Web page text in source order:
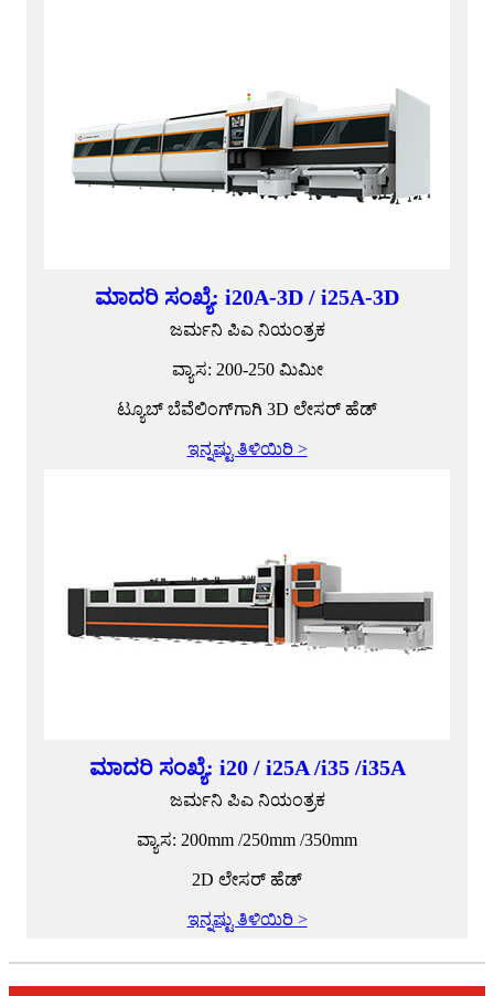
ಮಾದರಿ ಸಂಖ್ಯೆ: i20A-3D / i25A-3D
ಜರ್ಮನಿ ಪಿಎ ನಿಯಂತ್ರಕ
ವ್ಯಾಸ: 200-250 ಮಿಮೀ
ಟ್ಯೂಬ್ ಬೆವೆಲಿಂಗ್‌ಗಾಗಿ 3D ಲೇಸರ್ ಹೆಡ್
ಇನ್ನಷ್ಟು ತಿಳಿಯಿರಿ >
ಮಾದರಿ ಸಂಖ್ಯೆ: i20 / i25A /i35 /i35A
ಜರ್ಮನಿ ಪಿಎ ನಿಯಂತ್ರಕ
ವ್ಯಾಸ: 200mm /250mm /350mm
2D ಲೇಸರ್ ಹೆಡ್
ಇನ್ನಷ್ಟು ತಿಳಿಯಿರಿ >